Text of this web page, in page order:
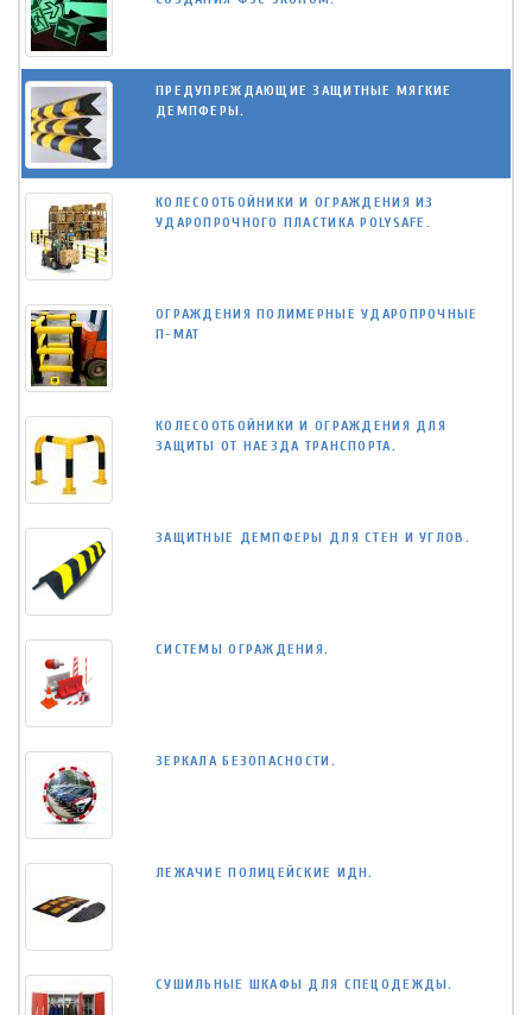
ПРЕДУПРЕЖДАЮЩИЕ ЗАЩИТНЫЕ МЯГКИЕ
ДЕМПФЕРЫ.
КОЛЕСООТБОЙНИКИ И ОГРАЖДЕНИЯ ИЗ
УДАРОПРОЧНОГО ПЛАСТИКА POLYSAFE.
ОГРАЖДЕНИЯ ПОЛИМЕРНЫЕ УДАРОПРОЧНЫЕ
П-МАТ
КОЛЕСООТБОЙНИКИ И ОГРАЖДЕНИЯ ДЛЯ
ЗАЩИТЫ ОТ НАЕЗДА ТРАНСПОРТА.
ЗАЩИТНЫЕ ДЕМПФЕРЫ ДЛЯ СТЕН И УГЛОВ.
СИСТЕМЫ ОГРАЖДЕНИЯ.
ЗЕРКАЛА БЕЗОПАСНОСТИ.
ЛЕЖАЧИЕ ПОЛИЦЕЙСКИЕ ИДН.
СУШИЛЬНЫЕ ШКАФЫ ДЛЯ СПЕЦОДЕЖДЫ.